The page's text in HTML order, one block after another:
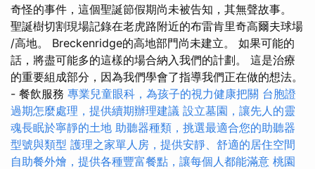
奇怪的事件，這個聖誕節假期尚未被告知，其無聲故事。
聖誕樹切割現場記錄在老虎路附近的布雷肯里奇高爾夫球場
/高地。 Breckenridge的高地部門尚未建立。 如果可能的
話，將盡可能多的這樣的場合納入我們的計劃。 這是治療
的重要組成部分，因為我們學會了指導我們正在做的想法。
- 餐飲服務 專業兒童眼科，為孩子的視力健康把關 台胞證
過期怎麼處理，提供續期辦理建議 設立墓園，讓先人的靈
魂長眠於寧靜的土地 助聽器種類，挑選最適合您的助聽器
型號與類型 護理之家單人房，提供安靜、舒適的居住空間
自助餐外燴，提供各種豐富餐點，讓每個人都能滿意 桃園